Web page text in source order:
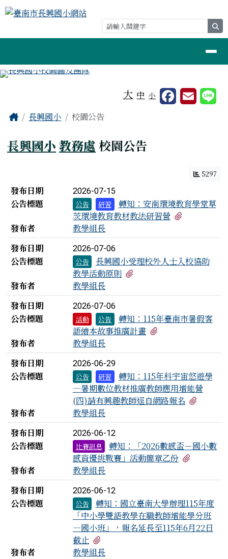
跳至主內容區
臺南市長興國小網站
大 中 小
主內容區域
Home
長興國小 校園公告
長興國小 教務處 校園公告
5297
新聞列表
發布日期 2026-07-15
公告標題 公告 研習
轉知：安南環境教育學堂草
茨環境教育教材教法研習營
發布者
教學組長
發布日期
2026-07-06
公告標題 公告
長興國小受理校外人士入校協助
教學活動原則
發布者
教學組長
發布日期
2026-07-06
公告標題 活動 公告
轉知：115年臺南市暑假客
語繪本故事推廣計畫
發布者
教學組長
發布日期
2026-06-29
公告標題 公告 研習
轉知：115年科宇宙悠遊學
—暑期數位教材推廣教師應用增能營
(四)請有興趣教師逕自網路報名
發布者
教學組長
發布日期
2026-06-12
公告標題 比賽訊息
轉知：「2026數感盃－國小數
感資優挑戰賽」活動簡章乙份
發布者
教學組長
發布日期
2026-06-12
公告標題 公告
轉知：國立臺南大學辦理115年度
「中小學雙語教學在職教師增能學分班
—國小班」，報名延長至115年6月22日
截止
發布者
教學組長
頁尾區域